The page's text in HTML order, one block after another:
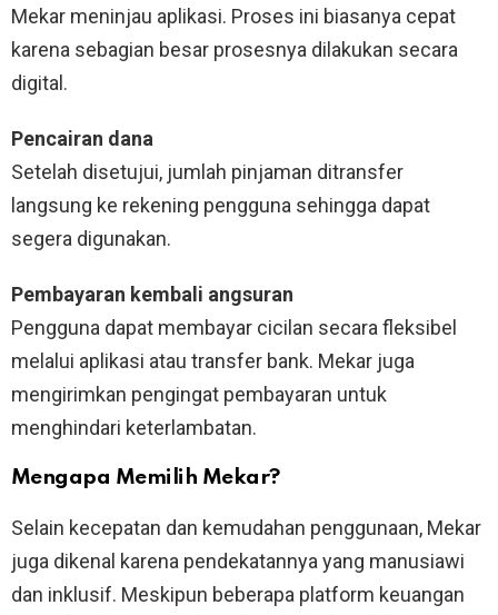
Mekar meninjau aplikasi. Proses ini biasanya cepat
karena sebagian besar prosesnya dilakukan secara
digital.
Pencairan dana
Setelah disetujui, jumlah pinjaman ditransfer
langsung ke rekening pengguna sehingga dapat
segera digunakan.
Pembayaran kembali angsuran
Pengguna dapat membayar cicilan secara fleksibel
melalui aplikasi atau transfer bank. Mekar juga
mengirimkan pengingat pembayaran untuk
menghindari keterlambatan.
Mengapa Memilih Mekar?
Selain kecepatan dan kemudahan penggunaan, Mekar
juga dikenal karena pendekatannya yang manusiawi
dan inklusif. Meskipun beberapa platform keuangan